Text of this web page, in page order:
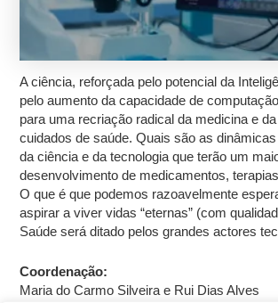
A ciência, reforçada pelo potencial da
pelo aumento da capacidade de
para uma recriação radical da medicina e
cuidados de saúde. Quais são as
da ciência e da tecnologia que terão um
desenvolvimento de medicamentos,
O que é que podemos razoavelmente
aspirar a viver vidas “eternas” (com
Saúde será ditado pelos grandes actores
Coordenação:
Maria do Carmo Silveira e Rui Dias Alves